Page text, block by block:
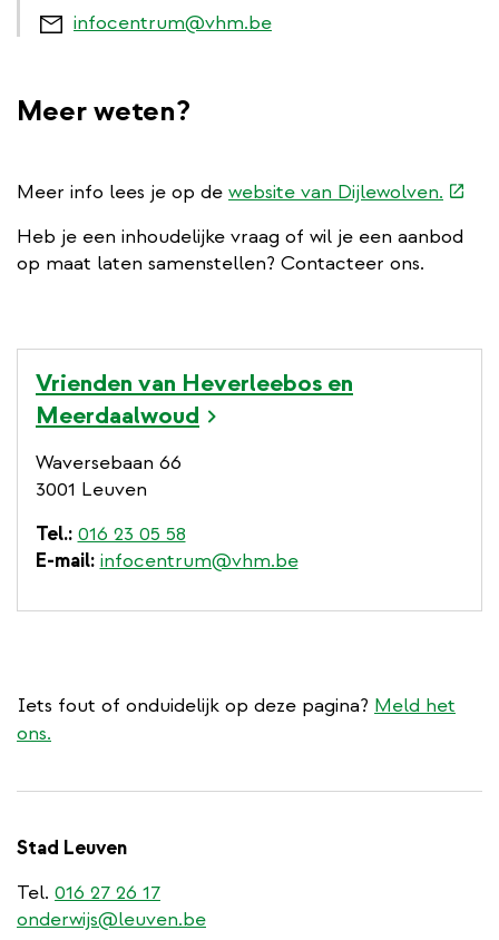
infocentrum@vhm.be
Meer weten?
Meer info lees je op de website van Dijlewolven.
Heb je een inhoudelijke vraag of wil je een aanbod
op maat laten samenstellen? Contacteer ons.
Vrienden van Heverleebos en
Meerdaalwoud
Waversebaan 66
3001 Leuven
Tel. 016 23 05 58
E-mail infocentrum@vhm.be
Iets fout of onduidelijk op deze pagina? Meld het
ons.
Stad Leuven
Tel. 016 27 26 17
onderwijs@leuven.be